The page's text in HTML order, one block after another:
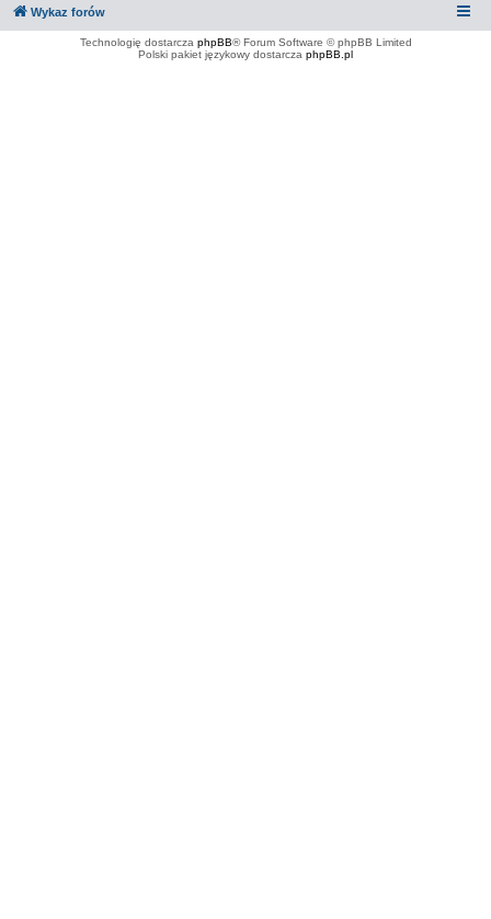
Wykaz forów
Technologię dostarcza phpBB® Forum Software © phpBB Limited
Polski pakiet językowy dostarcza phpBB.pl